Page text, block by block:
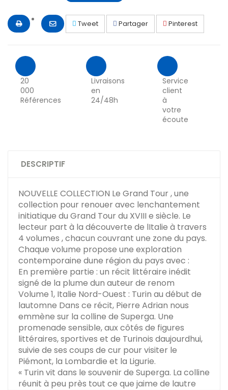
Tweet Partager Pinterest
20
000
Références
Livraisons
en
24/48h
Service
client
à
votre
écoute
DESCRIPTIF
NOUVELLE COLLECTION Le Grand Tour , une
collection pour renouer avec lenchantement
initiatique du Grand Tour du XVIII e siècle. Le
lecteur part à la découverte de lItalie à travers
4 volumes , chacun couvrant une zone du pays.
Chaque volume propose une exploration
contemporaine dune région du pays avec :
En première partie : un récit littéraire inédit
signé de la plume dun auteur de renom
Volume 1, Italie Nord-Ouest : Turin au début de
lautomne Dans ce récit, Pierre Adrian nous
emmène sur la colline de Superga. Une
promenade sensible, aux côtés de figures
littéraires, sportives et de Turinois daujourdhui,
suivie de ses coups de cur pour visiter le
Piémont, la Lombardie et la Ligurie.
« Turin vit dans le souvenir de Superga. La colline
réunit à peu près tout ce que jaime de lautre